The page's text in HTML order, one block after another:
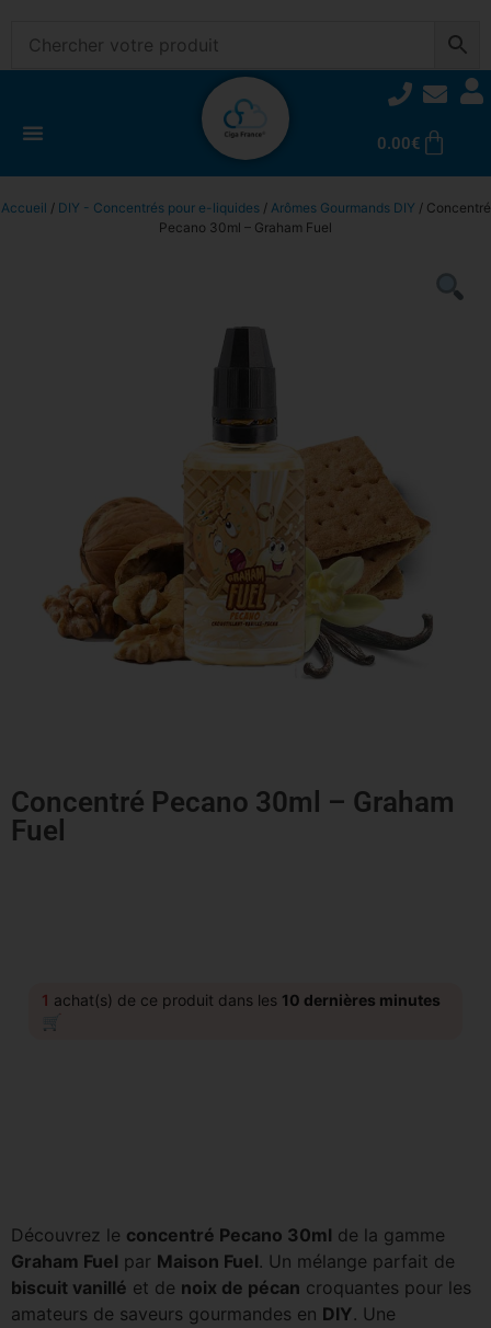
0.00€
Accueil / DIY - Concentrés pour e-liquides/ Arômes Gourmands DIY / Concentré
Pecano 30ml – Graham Fuel
Concentré Pecano 30ml – Graham
Fuel
1 achat(s) de ce produit dans les 10 dernières minutes
🛒
Découvrez le concentré Pecano 30ml de la gamme
Graham Fuel par Maison Fuel. Un mélange parfait de
biscuit vanillé et de noix de pécan croquantes pour les
amateurs de saveurs gourmandes en DIY. Une